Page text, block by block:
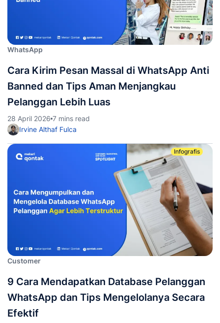
WhatsApp
Cara Kirim Pesan Massal di WhatsApp Anti
Banned dan Tips Aman Menjangkau
Pelanggan Lebih Luas
28 April 2026 7 mins read
Irvine Althaf Fulca
Infografis
Customer
9 Cara Mendapatkan Database Pelanggan
WhatsApp dan Tips Mengelolanya Secara
Efektif